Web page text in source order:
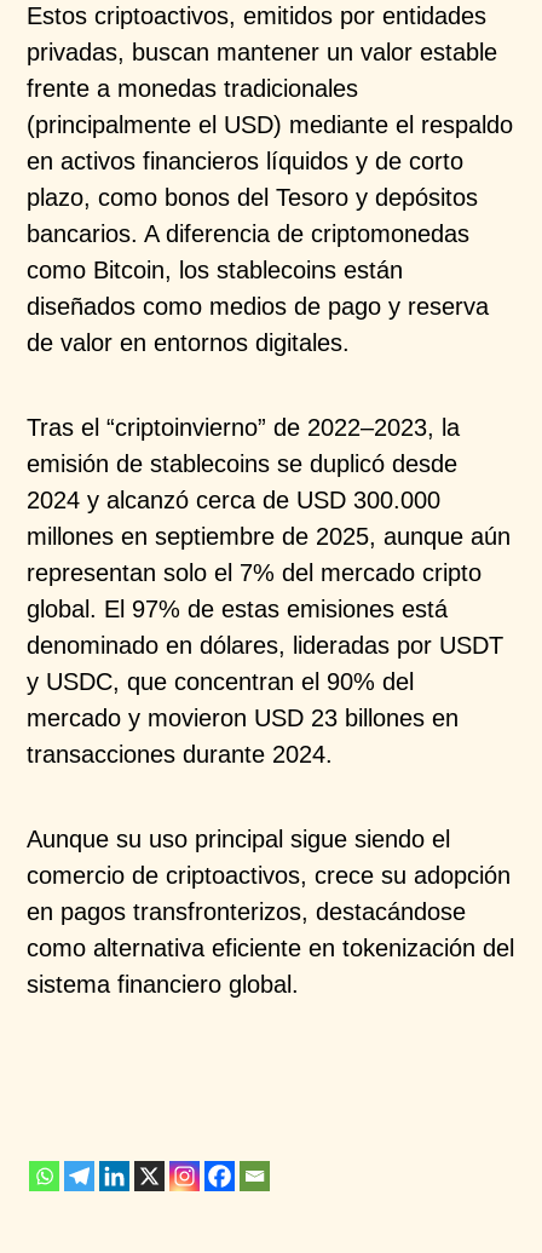
Estoscriptoactivos, emitidos porentidades
privadas, buscan mantener un valor estable
frente a monedas tradicionales
(principalmente el USD) mediante el respaldo
en activos financieros líquidos yde corto
plazo, como bonos del Tesoro y depósitos
bancarios. A diferencia de criptomonedas
como Bitcoin, losstablecoins están
diseñados como medios de pagoy reserva
de valor en entornos digitales.
Tras el “criptoinvierno” de 2022–2023, la
emisión destablecoins se duplicó desde
2024 y alcanzó cerca de USD 300.000
millones en septiembre de 2025, aunqueaún
representan solo el 7% del mercado cripto
global. El 97% de estas emisiones está
denominado endólares, lideradas por USDT
y USDC, que concentran el 90% del
mercado y movieron USD 23 billones en
transacciones durante 2024.
Aunque su uso principal sigue siendo el
comercio decriptoactivos, crece su adopción
en pagostransfronterizos, destacándose
como alternativaeficiente entokenización del
sistema financiero global.